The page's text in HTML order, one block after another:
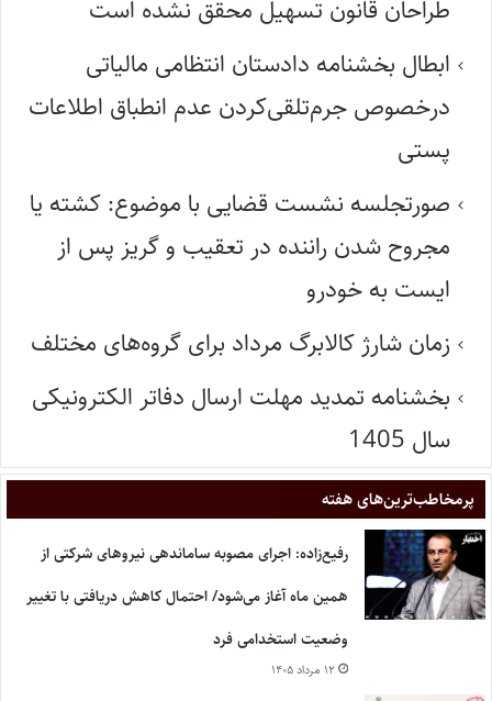
طراحان قانون تسهیل محقق نشده است
ابطال بخشنامه دادستان انتظامی مالیاتی
درخصوص جرم‌تلقی‌کردن عدم انطباق اطلاعات
پستی
صورتجلسه نشست قضایی با موضوع: کشته یا
مجروح شدن راننده در تعقیب و گریز پس از
ایست به خودرو
زمان شارژ کالابرگ مرداد برای گروه‌های مختلف
بخشنامه تمدید مهلت ارسال دفاتر الکترونیکی
سال 1405
پر‌مخاطب‌ترین‌های هفته
رفیع‌زاده: اجرای مصوبه ساماندهی نیروهای شرکتی از
همین ماه آغاز می‌شود/ احتمال کاهش دریافتی با تغییر
وضعیت استخدامی فرد
۱۲ مرداد ۱۴۰۵